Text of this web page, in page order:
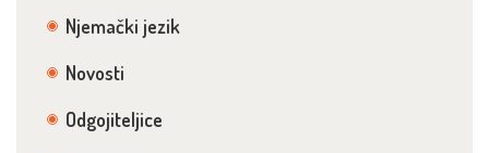
Njemački jezik
Novosti
Odgojiteljice